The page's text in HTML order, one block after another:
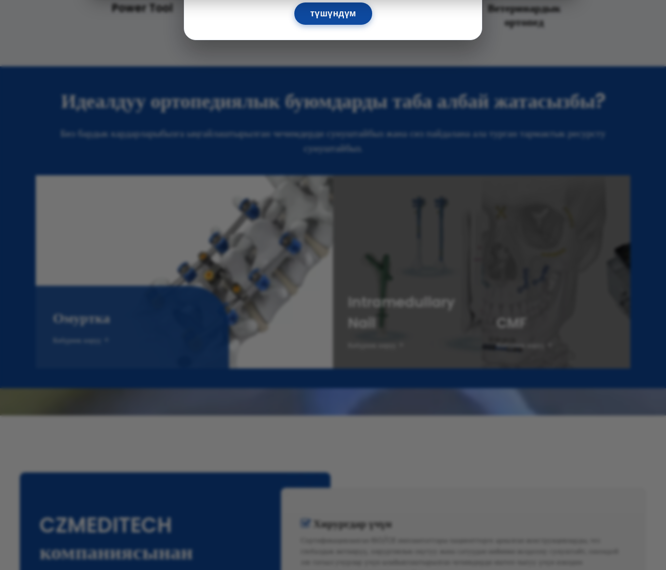
Power Tool Тышкы фиксатор
Жамбаш жана тизе
Ветеринардык
ортопед
Идеалдуу ортопедиялык буюмдарды таба албай жатасызбы?
Биз бардык кардарларыбызга ыңгайлаштырылган чечимдерди сунуштайбыз жана сиз пайдалана ала турган тармактык ресурсту
сунуштайбыз.
Омуртка
Көбүрөөк көрүү
Intramedullary
Nail
CMF
CZMEDITECH
компаниясынан
 Хирургдар үчүн
түшүндүм
Whatsapp